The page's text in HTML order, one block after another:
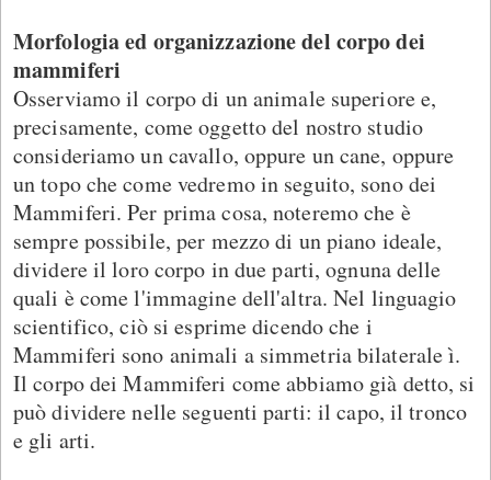
Morfologia ed organizzazione del corpo dei
mammiferi
Osserviamo il corpo di un animale superiore e,
precisamente, come oggetto del nostro studio
consideriamo un cavallo, oppure un cane, oppure
un topo che come vedremo in seguito, sono dei
Mammiferi. Per prima cosa, noteremo che è
sempre possibile, per mezzo di un piano ideale,
dividere il loro corpo in due parti, ognuna delle
quali è come l'immagine dell'altra. Nel linguagio
scientifico, ciò si esprime dicendo che i
Mammiferi sono animali a simmetria bilaterale ì.
Il corpo dei Mammiferi come abbiamo già detto, si
può dividere nelle seguenti parti: il capo, il tronco
e gli arti.